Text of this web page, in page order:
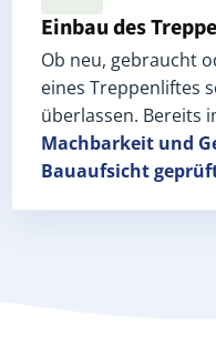
Einbau des
Ob neu, gebraucht
eines Treppenliftes
überlassen. Bereits
Machbarkeit und
Bauaufsicht